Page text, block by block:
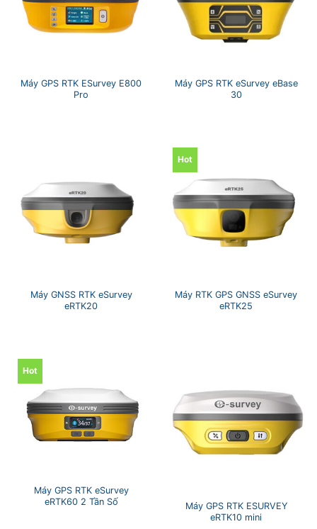
Máy GPS RTK ESurvey E800
Pro
Máy GPS RTK eSurvey eBase
30
Máy GNSS RTK eSurvey
eRTK20
Hot
Máy RTK GPS GNSS eSurvey
eRTK25
Hot
Máy GPS RTK eSurvey
eRTK60 2 Tần Số
Máy GPS RTK ESURVEY
eRTK10 mini